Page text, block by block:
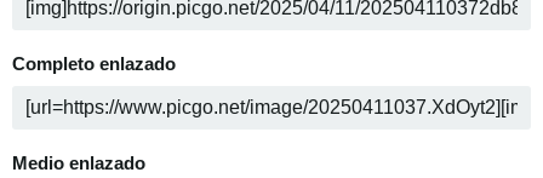
Completo enlazado
Medio enlazado